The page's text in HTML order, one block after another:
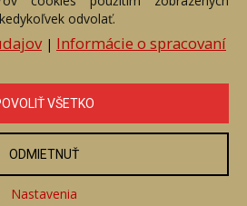
katalóg
Objednávka dražby
Online Aukcia
s.r.o. © 2007 - 2026
a textových súčastí tejto stránky je
súhlasom jej vlastníka. Všetky práva sú
vyhradené.
odvolať.
| Informácie o spracovaní
VŠETKO
ODMIETNUŤ
Nastavenia